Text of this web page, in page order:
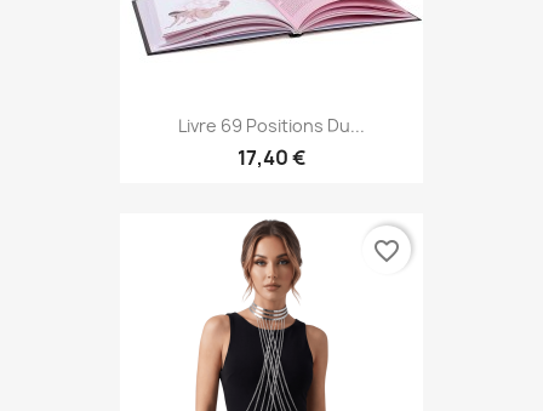
Livre 69 Positions Du...
17,40 €
favorite_border